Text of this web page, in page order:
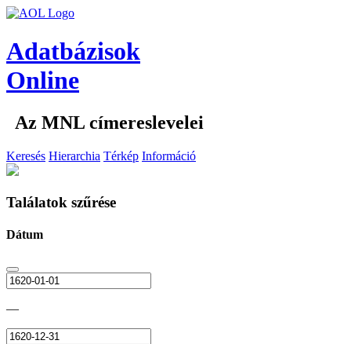
Adatbázisok
Online
Az MNL címereslevelei
Keresés Hierarchia Térkép Információ
Találatok szűrése
Dátum
—